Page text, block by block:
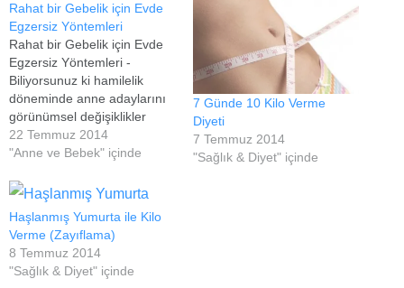
Rahat bir Gebelik için Evde
Egzersiz Yöntemleri
Rahat bir Gebelik için Evde
Egzersiz Yöntemleri -
Biliyorsunuz ki hamilelik
döneminde anne adaylarını
görünümsel değişiklikler
bekliyor. Gerçi ilk aylarda
pek belli olmasa da 2-3 ay
takım değişiklikler kendini
gösterecektir. Bu değişimler,
ilk üç ayda yaşanan bulantı
ve kusmalarla 20′nci
haftadan itibaren beliren
karın büyümesi,…
22 Temmuz 2014
"Anne ve Bebek" içinde
7 Günde 10 Kilo Verme
Diyeti
7 Temmuz 2014
"Sağlık & Diyet" içinde
Haşlanmış Yumurta ile Kilo
Verme (Zayıflama)
8 Temmuz 2014
"Sağlık & Diyet" içinde